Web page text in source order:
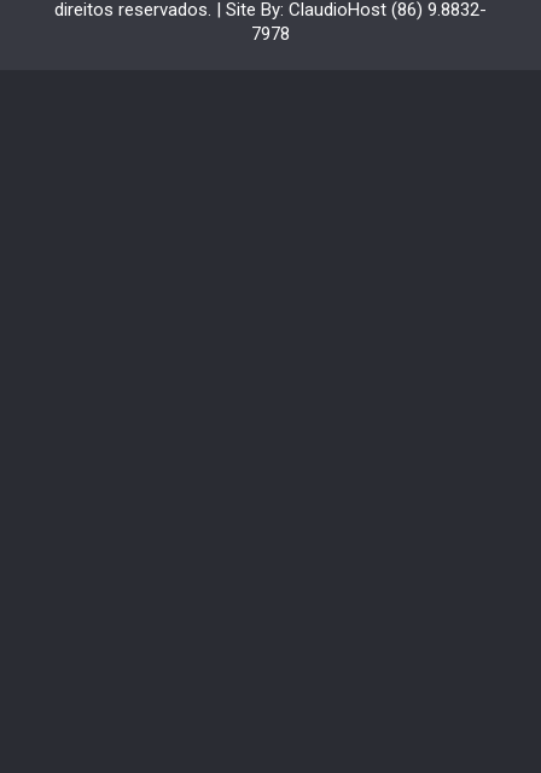
direitos reservados. | Site By: ClaudioHost (86) 9.8832-
7978